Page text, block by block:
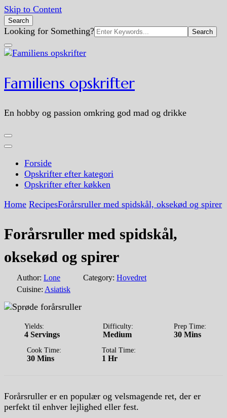
Skip to Content
Search
Search
for:
Looking for Something?
Familiens opskrifter
En hobby og passion omkring god mad og drikke
Forside
Opskrifter efter kategori
Opskrifter efter køkken
Home RecipesForårsruller med spidskål, oksekød og spirer
Forårsruller med spidskål,
oksekød og spirer
Author: Lone Category: Hovedret
Cuisine: Asiatisk
Yields:
4 Servings
Difficulty:
Medium
Prep Time:
30 Mins
Cook Time:
30 Mins
Total Time:
1 Hr
Forårsruller er en populær og velsmagende ret, der er
perfekt til enhver lejlighed eller fest.